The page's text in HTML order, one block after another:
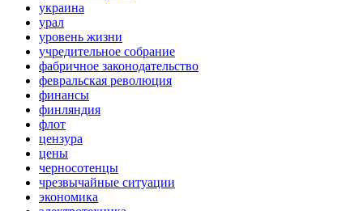
украина
урал
уровень жизни
учредительное собрание
фабричное законодательство
февральская революция
финансы
финляндия
флот
цензура
цены
черносотенцы
чрезвычайные ситуации
экономика